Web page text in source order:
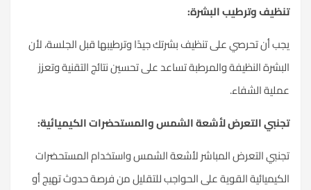
تنظيف وترطيب البشرة:
يجب أن تحرصي على تنظيف بشرتك جيدًا وترطيبها قبل الجلسة، لأن
البشرةالنظيفة والمرطبة تساعد على تحسين نتائج التقنية وتعزز
عملية الشفاء.
تجنبي التعرض لأشعة الشمس والمستحضرات الكيميائية:
تجنبي التعرض المباشر لأشعةالشمسواستخدام المستحضرات
الكيميائية القوية على الحواجب للتقليل من فرصة حدوث تهيج أو